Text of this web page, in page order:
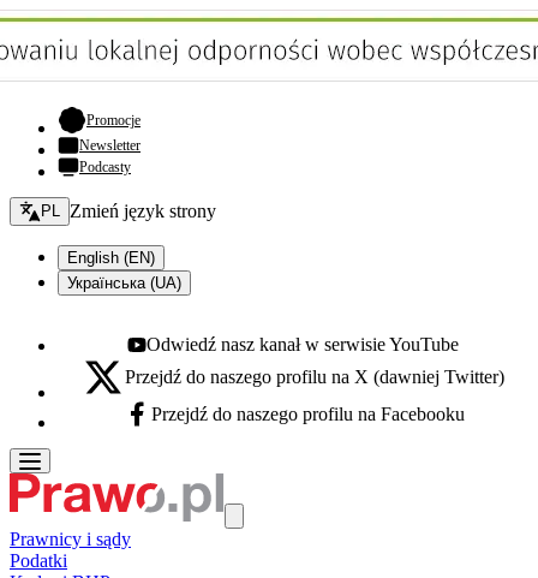
Promocje- otwiera się w nowej karcie
Newsletter
Podcasty
Zmień język - bieżący:
PL Zmień język strony
English (EN)
Українська (UA)
Youtube - otwiera się w nowej karcie
Odwiedź nasz kanał w serwisie YouTube
X - otwiera się w nowej karcie
Przejdź do naszego profilu na X (dawniej Twitter)
Facebook - otwiera się w nowej karcie
Przejdź do naszego profilu na Facebooku
Prawnicy i sądy
Podatki